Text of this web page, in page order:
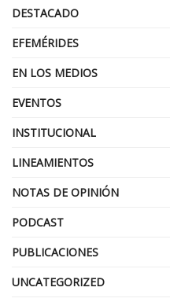
DESTACADO
EFEMÉRIDES
EN LOS MEDIOS
EVENTOS
INSTITUCIONAL
LINEAMIENTOS
NOTAS DE OPINIÓN
PODCAST
PUBLICACIONES
UNCATEGORIZED